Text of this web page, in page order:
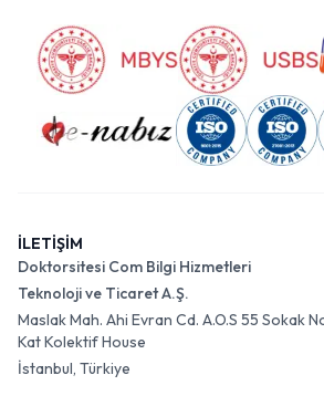
İLETİŞİM
Doktorsitesi Com Bilgi Hizmetleri
Teknoloji ve Ticaret A.Ş.
Maslak Mah. Ahi Evran Cd. A.O.S 55 Sokak
Kat Kolektif House
İstanbul, Türkiye